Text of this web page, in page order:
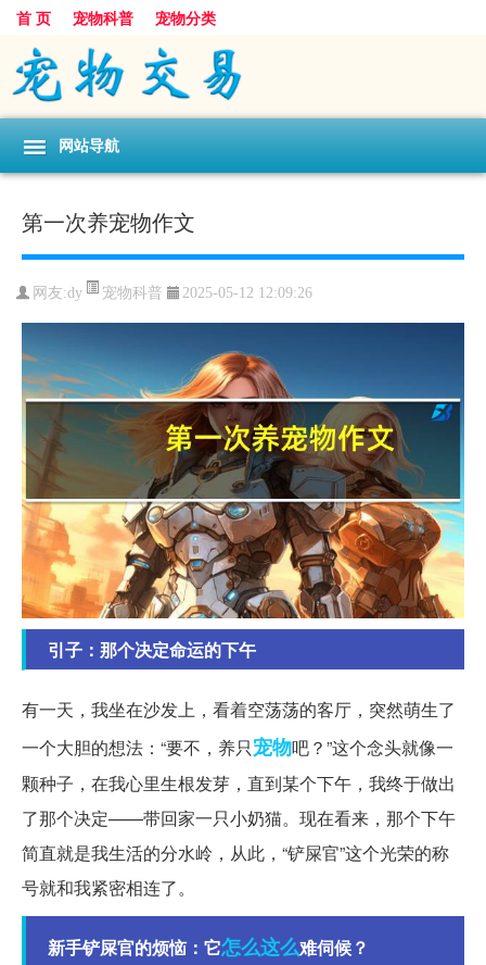
首 页 宠物科普 宠物分类
网站导航
第一次养宠物作文
网友:dy 宠物科普 2025-05-12 12:09:26
引子：那个决定命运的下午
有一天，我坐在沙发上，看着空荡荡的客厅，突然萌生了
一个大胆的想法：“要不，养只宠物吧？”这个念头就像一
颗种子，在我心里生根发芽，直到某个下午，我终于做出
了那个决定——带回家一只小奶猫。现在看来，那个下午
简直就是我生活的分水岭，从此，“铲屎官”这个光荣的称
号就和我紧密相连了。
新手铲屎官的烦恼：它怎么这么难伺候？